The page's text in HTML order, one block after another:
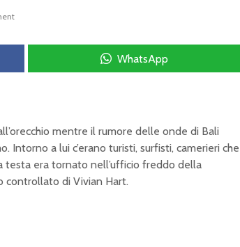
WhatsApp
mentre il rumore delle onde di Bali
Intorno a lui c’erano turisti, surfisti, camerieri che
testa era tornato nell’ufficio freddo della
controllato di Vivian Hart.